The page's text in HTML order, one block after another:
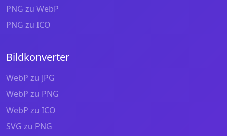
PNG zu WebP
PNG zu ICO
Bildkonverter
WebP zu JPG
WebP zu PNG
WebP zu ICO
SVG zu PNG